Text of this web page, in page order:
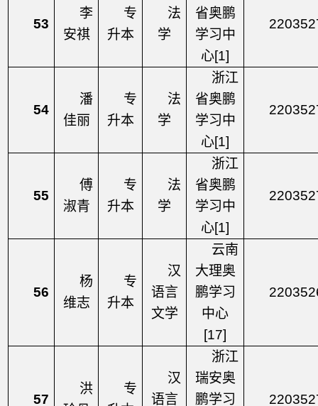
53
李
安祺
专
升本
法
学
省奥鹏
学习中
心[1]
54
潘
佳丽
专
升本
法
学
浙江
省奥鹏
学习中
心[1]
55
傅
淑青
专
升本
法
学
浙江
省奥鹏
学习中
心[1]
56
杨
维志
专
升本
汉
语言
文学
云南
大理奥
鹏学习
中心
[17]
57
洪
专
汉
语言
浙江
瑞安奥
鹏学习